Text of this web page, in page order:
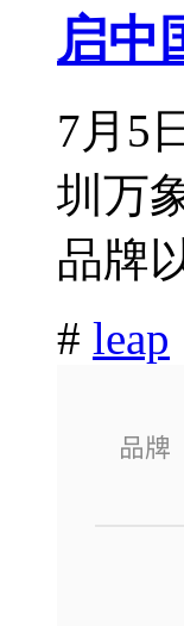
启中
7月5
圳万
品牌
# leap